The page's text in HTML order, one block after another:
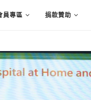
員專區 捐款贊助